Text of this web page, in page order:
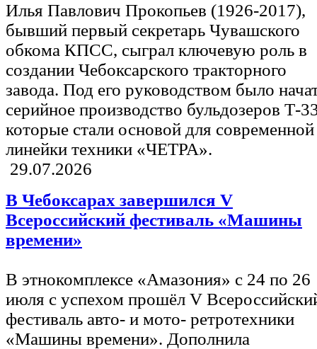
Илья Павлович Прокопьев (1926-2017),
бывший первый секретарь Чувашского
обкома КПСС, сыграл ключевую роль в
создании Чебоксарского тракторного
завода. Под его руководством было
серийное производство бульдозеров Т-
которые стали основой для современной
линейки техники «ЧЕТРА».
29.07.2026
В Чебоксарах завершился V
Всероссийский фестиваль «Машины
времени»
В этнокомплексе «Амазония» с 24 по 26
июля с успехом прошёл V
фестиваль авто- и мото- ретротехники
«Машины времени». Дополнила